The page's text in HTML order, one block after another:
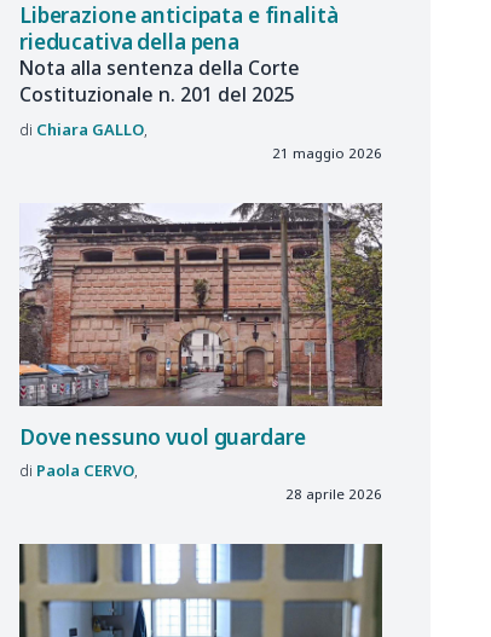
Liberazione anticipata e finalità
rieducativa della pena
Nota alla sentenza della Corte
Costituzionale n. 201 del 2025
Chiara GALLO
21 maggio 2026
Dove nessuno vuol guardare
Paola CERVO
28 aprile 2026